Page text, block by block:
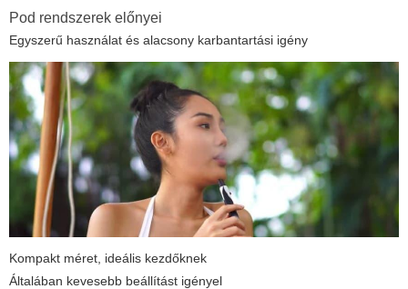
Pod rendszerek előnyei
Egyszerű használat és alacsony karbantartási igény
Kompakt méret, ideális kezdőknek
Általában kevesebb beállítást igényel